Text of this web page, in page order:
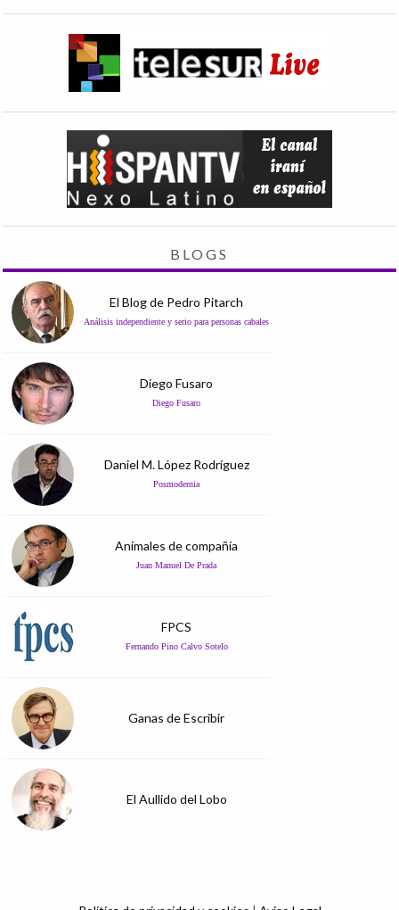
BLOGS
El Blog de Pedro Pitarch
Análisis independiente y serio para personas cabales
Diego Fusaro
Diego Fusaro
Daniel M. López Rodríguez
Posmodernia
Animales de compañía
Juan Manuel De Prada
FPCS
Fernando Pino Calvo Sotelo
Ganas de Escribir
El Aullido del Lobo